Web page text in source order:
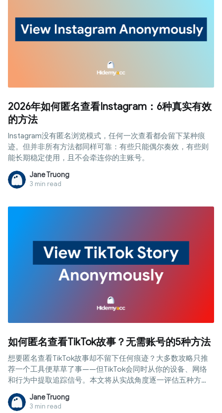
2026年如何匿名查看Instagram：6种真实有效
的方法
Instagram没有匿名浏览模式，任何一次查看都会留下某种痕
迹。但并非所有方法都同样可靠：有些只能偶尔奏效，有些则
能长期稳定使用，且不会牵连你的主账号。
Jane Truong
3 min read
如何匿名查看TikTok故事？无需账号的5种方法
想要匿名查看TikTok故事却不留下任何痕迹？大多数攻略只推
荐一个工具便草草了事——但TikTok会同时从你的设备、网络
和行为中提取追踪信号。本文将从实战角度逐一评估五种方
法，并揭示2026年唯一真正有效的隐私方案。
Jane Truong
3 min read